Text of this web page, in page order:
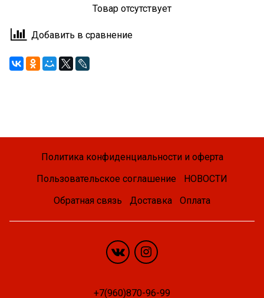
Товар отсутствует
Добавить в сравнение
Политика конфиденциальности и оферта
Пользовательское соглашение
НОВОСТИ
Обратная связь
Доставка Оплата
+7(960)870-96-99